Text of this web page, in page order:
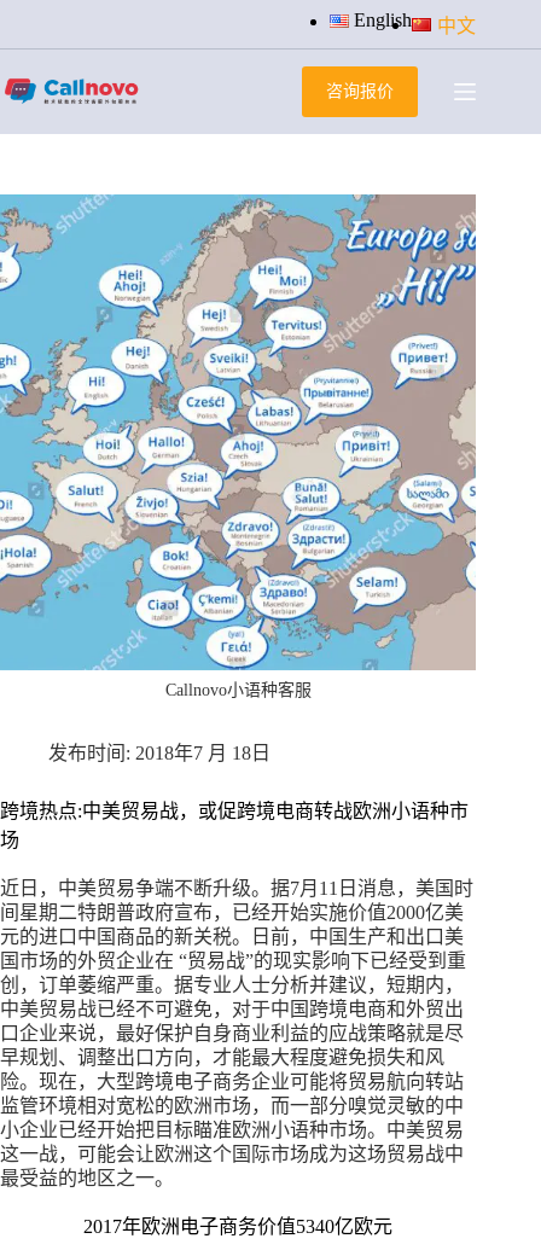
过
容
English 中文
咨询报价
Callnovo小语种客服
2018年7 月 18日
跨境热点:中美贸易战，或促跨境电商转战欧洲小语种市
场
近日，中美贸易争端不断升级。据7月11日消息，美国时
间星期二特朗普政府宣布，已经开始实施价值2000亿美
元的进口中国商品的新关税。日前，中国生产和出口美
国市场的外贸企业在 “贸易战”的现实影响下已经受到重
创，订单萎缩严重。据专业人士分析并建议，短期内，
中美贸易战已经不可避免，对于中国跨境电商和外贸出
口企业来说，最好保护自身商业利益的应战策略就是尽
早规划、调整出口方向，才能最大程度避免损失和风
险。现在，大型跨境电子商务企业可能将贸易航向转站
监管环境相对宽松的欧洲市场，而一部分嗅觉灵敏的中
小企业已经开始把目标瞄准欧洲小语种市场。中美贸易
这一战，可能会让欧洲这个国际市场成为这场贸易战中
最受益的地区之一。
2017年欧洲电子商务价值5340亿欧元